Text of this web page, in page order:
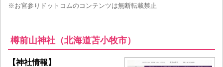
※お宮参りドットコムのコンテンツは無断転載禁止
樽前山神社（北海道苫小牧市）
【神社情報】